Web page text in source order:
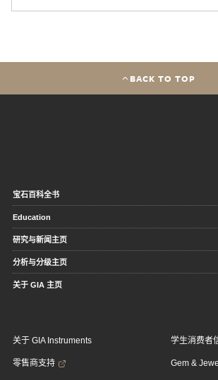
BACK TO TOP
宝石百科全书
Education
研究与新闻主页
分析与分级主页
关于 GIA 主页
关于 GIA Instruments
零售商支持
学生消费者
Gem &